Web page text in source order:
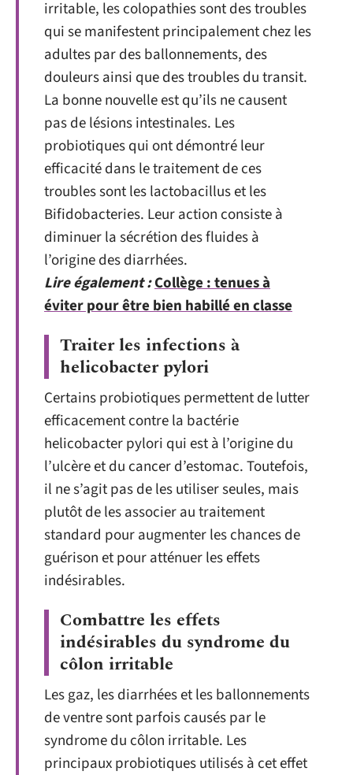
irritable, les colopathies sont des troubles
qui se manifestent principalement chez les
adultes par des ballonnements, des
douleurs ainsi que des troubles du transit.
La bonne nouvelle est qu’ils ne causent
pas de lésions intestinales. Les
probiotiques qui ont démontré leur
efficacité dans le traitement de ces
troubles sont les lactobacillus et les
Bifidobacteries. Leur action consiste à
diminuer la sécrétion des fluides à
l’origine des diarrhées.
Lire également :Collège : tenues à
éviter pour être bien habillé en classe
Traiter les infections à
helicobacter pylori
Certains probiotiques permettent de lutter
efficacement contre la bactérie
helicobacter pylori qui est à l’origine du
l’ulcère et du cancer d’estomac. Toutefois,
il ne s’agit pas de les utiliser seules, mais
plutôt de les associer au traitement
standard pour augmenter les chances de
guérison et pour atténuer les effets
indésirables.
Combattre les effets
indésirables du syndrome du
côlon irritable
Les gaz, les diarrhées et les ballonnements
de ventre sont parfois causés par le
syndrome du côlon irritable. Les
principaux probiotiques utilisés à cet effet